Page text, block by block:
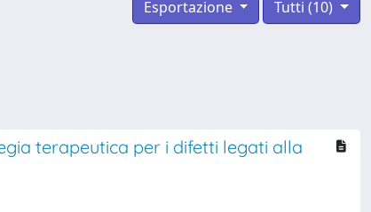
Tutti (10)
Esportazione
terapeutica per i difetti legati alla